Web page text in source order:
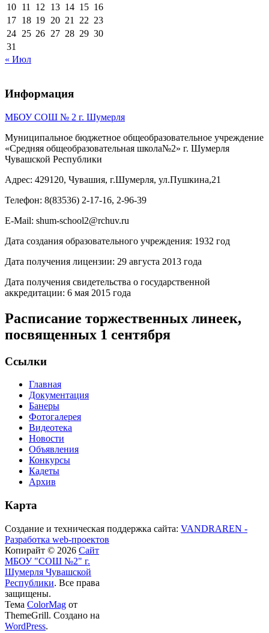
10 11 12 13 14 15 16
17 18 19 20 21 22 23
24 25 26 27 28 29 30
31
« Июл
Информация
МБОУ СОШ № 2 г. Шумерля
Муниципальное бюджетное общеобразовательное учреждение
«Средняя общеобразовательная школа№2» г. Шумерля
Чувашской Республики
Адрес: 429120, Чувашия, г.Шумерля, ул.Пушкина,21
Телефон: 8(83536) 2-17-16, 2-96-39
E-Mail: shum-school2@rchuv.ru
Дата создания образовательного учреждения: 1932 год
Дата получения лицензии: 29 августа 2013 года
Дата получения свидетельства о государственной
аккредитации: 6 мая 2015 года
Расписание торжественных линеек,
посвященных 1 сентября
Ссылки
Главная
Документация
Банеры
Фотогалерея
Видеотека
Новости
Объявления
Конкурсы
Кадеты
Архив
Карта
Создание и техническая поддержка сайта: VANDRAREN -
Разработка web-проектов
Копирайт © 2026 Сайт
МБОУ "СОШ №2" г.
Шумерля Чувашской
Республики. Все права
защищены.
Тема ColorMag от
ThemeGrill. Создано на
WordPress.